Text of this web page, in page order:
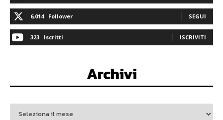
6,014 Follower SEGUI
323 Iscritti ISCRIVITI
Archivi